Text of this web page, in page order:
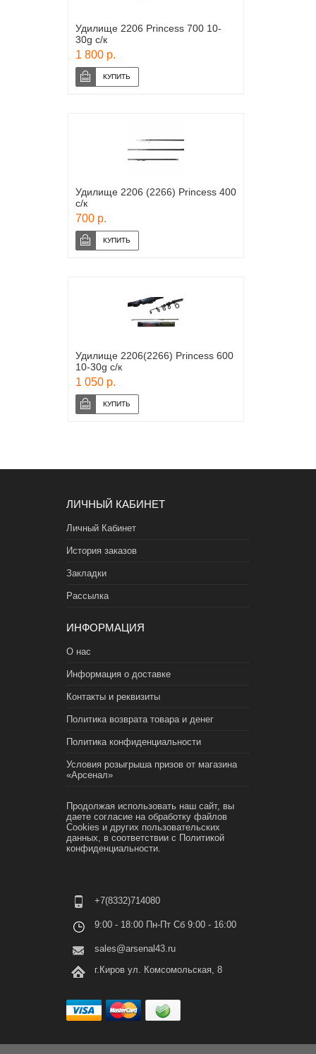
Удилище 2206 Princess 700 10-
30g с/к
1 800 р.
Удилище 2206 (2266) Princess 400
с/к
700 р.
Удилище 2206(2266) Princess 600
10-30g с/к
1 050 р.
ЛИЧНЫЙ КАБИНЕТ
Личный Кабинет
История заказов
Закладки
Рассылка
ИНФОРМАЦИЯ
О нас
Информация о доставке
Контакты и реквизиты
Политика возврата товара и денег
Политика конфиденциальности
Условия розыгрыша призов от магазина
«Арсенал»
Продолжая использовать наш сайт, вы
даете согласие на обработку файлов
Cookies и других пользовательских
данных, в соответствии с Политикой
конфиденциальности.
+7(8332)714080
9:00 - 18:00 Пн-Пт Сб 9:00 - 16:00
sales@arsenal43.ru
г.Киров ул. Комсомольская, 8